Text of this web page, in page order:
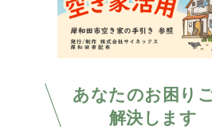
あなたのお困り
解決します